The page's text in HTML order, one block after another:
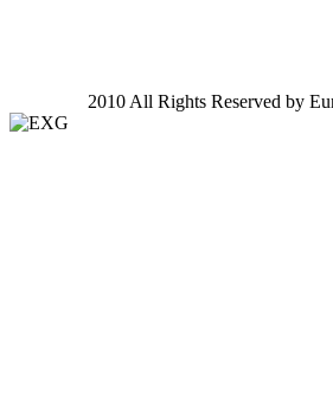
2010 All Rights Reserved by